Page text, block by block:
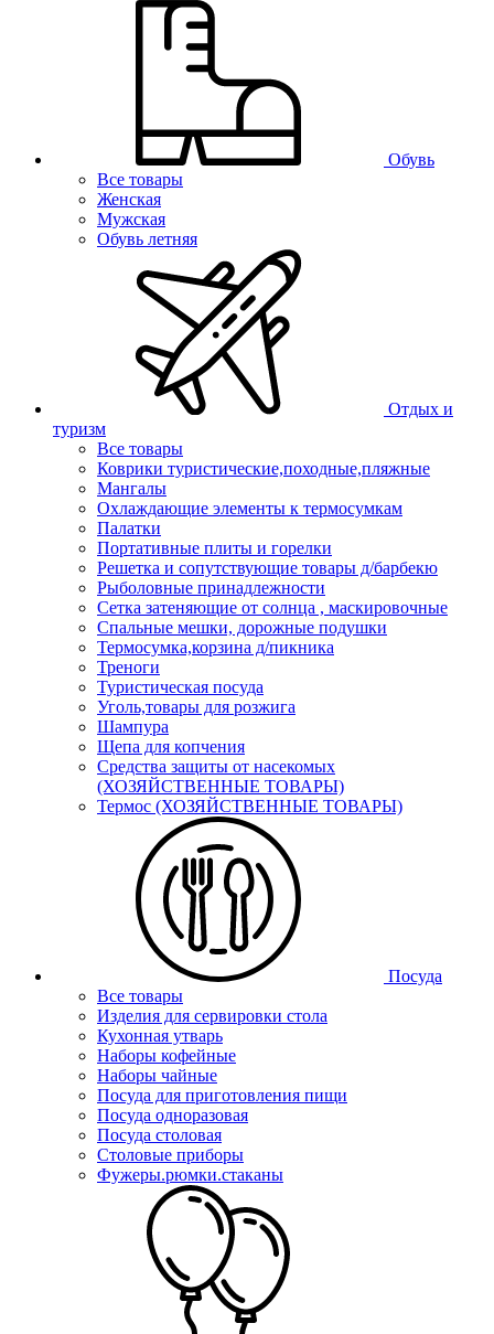
Обувь
Все товары
Женская
Мужская
Обувь летняя
Отдых и
туризм
Все товары
Коврики туристические,походные,пляжные
Мангалы
Охлаждающие элементы к термосумкам
Палатки
Портативные плиты и горелки
Решетка и сопутствующие товары д/барбекю
Рыболовные принадлежности
Сетка затеняющие от солнца , маскировочные
Спальные мешки, дорожные подушки
Термосумка,корзина д/пикника
Треноги
Туристическая посуда
Уголь,товары для розжига
Шампура
Щепа для копчения
Средства защиты от насекомых
(ХОЗЯЙСТВЕННЫЕ ТОВАРЫ)
Термос (ХОЗЯЙСТВЕННЫЕ ТОВАРЫ)
Посуда
Все товары
Изделия для сервировки стола
Кухонная утварь
Наборы кофейные
Наборы чайные
Посуда для приготовления пищи
Посуда одноразовая
Посуда столовая
Столовые приборы
Фужеры.рюмки.стаканы